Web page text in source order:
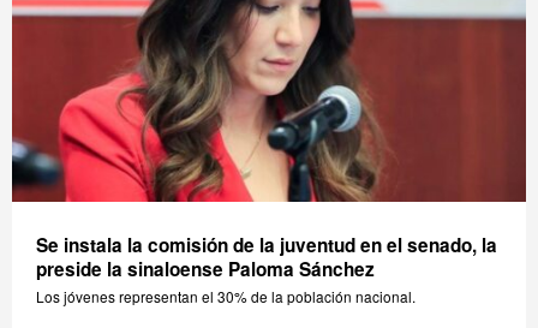
Se instala la comisión de la juventud en el senado, la
preside la sinaloense Paloma Sánchez
Los jóvenes representan el 30% de la población nacional.